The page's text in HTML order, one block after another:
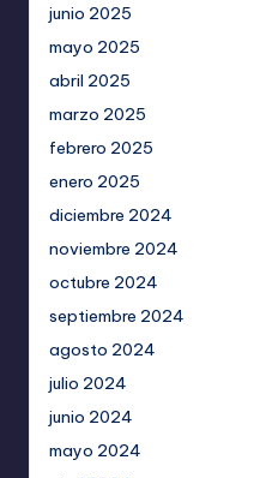
junio 2025
mayo 2025
abril 2025
marzo 2025
febrero 2025
enero 2025
diciembre 2024
noviembre 2024
octubre 2024
septiembre 2024
agosto 2024
julio 2024
junio 2024
mayo 2024